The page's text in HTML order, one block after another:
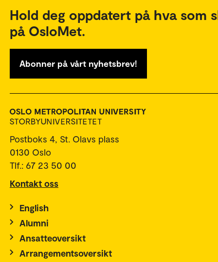
Hold deg oppdatert på hva som
på OsloMet.
Abonner på vårt nyhetsbrev!
Postboks 4, St. Olavs plass
0130 Oslo
Tlf.: 67 23 50 00
Kontakt oss
English
Alumni
Ansatteoversikt
Arrangementsoversikt